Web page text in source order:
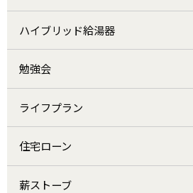
ハイブリッド給湯器
勉強会
ライフプラン
住宅ローン
薪ストーブ